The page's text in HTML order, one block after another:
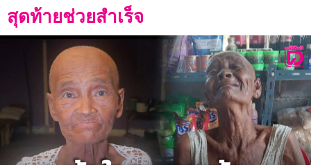
สุดท้ายช่วยสำเร็จ